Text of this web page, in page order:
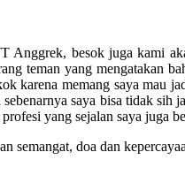
besok juga kami
teman yang mengatakan
karena memang saya mau
saya bisa tidak
yang sejalan saya
semangat, doa dan